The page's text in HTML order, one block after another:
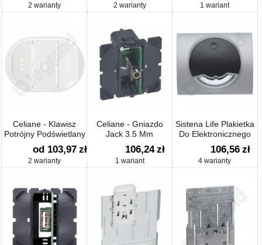
2 warianty 2 warianty 1 wariant
Celiane - Klawisz
Potrójny Podświetlany
od 103,97 zł
2 warianty
Celiane - Gniazdo
Jack 3.5 Mm
106,24 zł
1 wariant
Sistena Life Plakietka
Do Elektronicznego
Regulatora
Temperatury
106,56 zł
4 warianty